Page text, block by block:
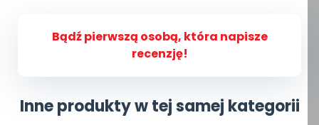
Bądź pierwszą osobą, która napisze
recenzję!
Inne produkty w tej samej kategorii